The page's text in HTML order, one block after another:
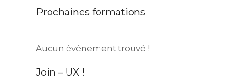
Prochaines formations
Aucun événement trouvé !
Join – UX !